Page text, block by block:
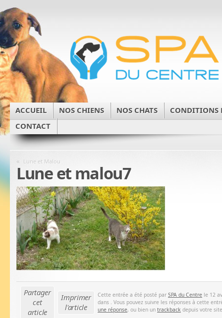
ACCUEIL NOS CHIENS NOS CHATS
CONDITIONS
CONTACT
« Lune et Malou
Lune et malou7
Partager
cet
article
Imprimer
l'article
Cette entrée a été posté par SPA du Centre le 12
dans . Vous pouvez suivre les réponses à cette
une réponse, ou bien un trackback depuis votre